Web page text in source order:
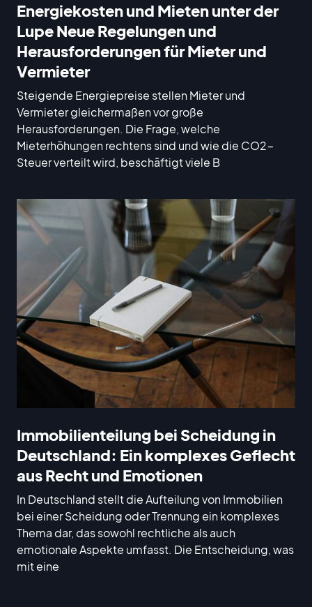
Energiekosten und Mieten unter der
Lupe Neue Regelungen und
Herausforderungen für Mieter und
Vermieter
Steigende Energiepreise stellen Mieter und
Vermieter gleichermaßen vor große
Herausforderungen. Die Frage, welche
Mieterhöhungen rechtens sind und wie die CO2-
Steuer verteilt wird, beschäftigt viele B
Immobilienteilung bei Scheidung in
Deutschland: Ein komplexes Geflecht
aus Recht und Emotionen
In Deutschland stellt die Aufteilung von Immobilien
bei einer Scheidung oder Trennung ein komplexes
Thema dar, das sowohl rechtliche als auch
emotionale Aspekte umfasst. Die Entscheidung, was
mit eine